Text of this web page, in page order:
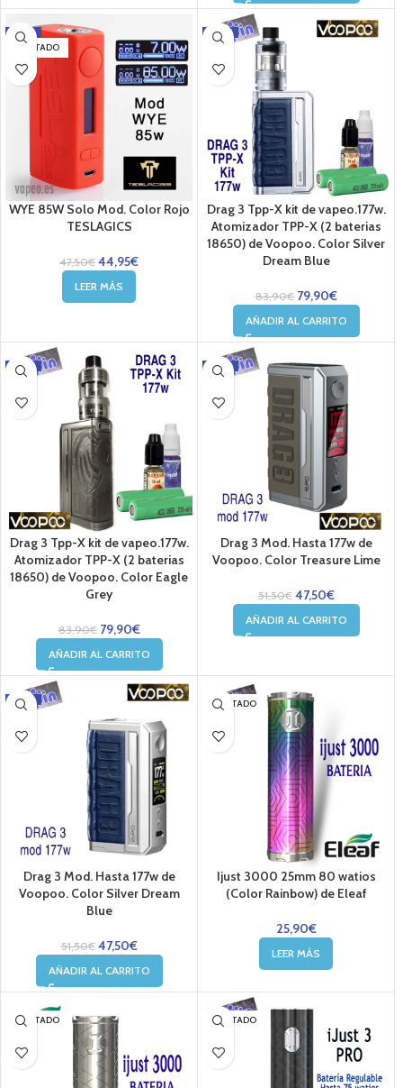
-5%
AGOTADO
WYE 85W Solo Mod. Color Rojo
TESLAGICS
47,50€ 44,95€
LEER MÁS
-5%
Drag 3 Tpp-X kit de vapeo.177w.
Atomizador TPP-X (2 baterias
18650) de Voopoo. Color Silver
Dream Blue
83,90€ 79,90€
AÑADIR AL CARRITO
-5%
Drag 3 Tpp-X kit de vapeo.177w.
Atomizador TPP-X (2 baterias
18650) de Voopoo. Color Eagle
Grey
83,90€ 79,90€
AÑADIR AL CARRITO
-8%
Drag 3 Mod. Hasta 177w de
Voopoo. Color Treasure Lime
51,50€ 47,50€
AÑADIR AL CARRITO
-8%
Drag 3 Mod. Hasta 177w de
Voopoo. Color Silver Dream
Blue
51,50€ 47,50€
AÑADIR AL CARRITO
AGOTADO
Ijust 3000 25mm 80 watios
(Color Rainbow) de Eleaf
25,90€
LEER MÁS
AGOTADO AGOTADO